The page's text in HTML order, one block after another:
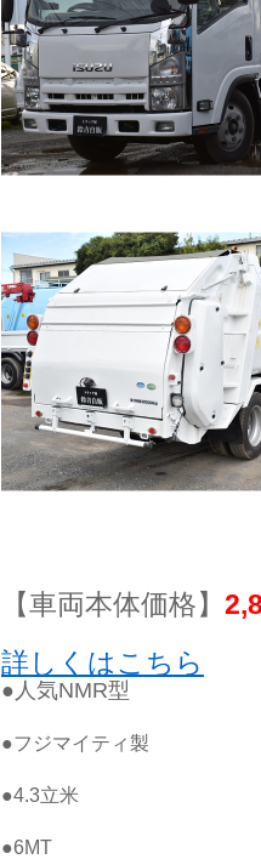
【車両本体価格】
詳しくはこちら
●人気NMR型
●フジマイティ製
●4.3立米
●6MT